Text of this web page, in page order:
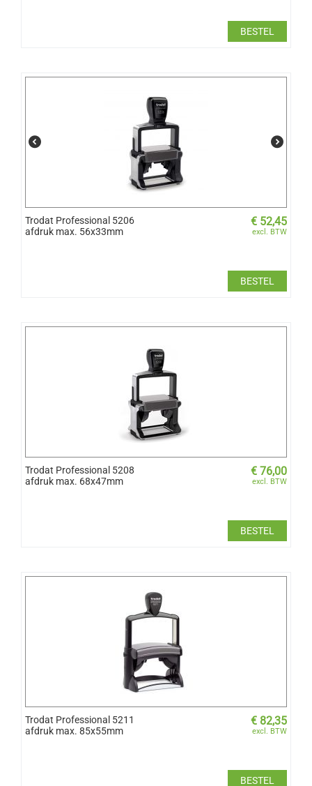
BESTEL
Trodat Professional 5206
afdruk max. 56x33mm
€ 52,45
excl. BTW
BESTEL
Trodat Professional 5208
afdruk max. 68x47mm
€ 76,00
excl. BTW
BESTEL
Trodat Professional 5211
afdruk max. 85x55mm
€ 82,35
excl. BTW
BESTEL